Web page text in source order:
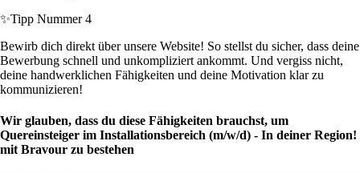
✨Tipp Nummer 4
Bewirb dich direkt über unsere Website! So stellst du sicher, dass deine
Bewerbung schnell und unkompliziert ankommt. Und vergiss nicht,
deine handwerklichen Fähigkeiten und deine Motivation klar zu
kommunizieren!
Wir glauben, dass du diese Fähigkeiten brauchst, um
Quereinsteiger im Installationsbereich (m/w/d) - In deiner Region!
mit Bravour zu bestehen